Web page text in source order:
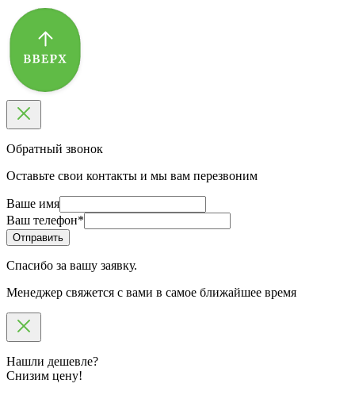
Обратный звонок
Оставьте свои контакты и мы вам перезвоним
Ваше имя
Ваш телефон*
Спасибо за вашу заявку.
Менеджер свяжется с вами в самое ближайшее время
Нашли дешевле?
Снизим цену!